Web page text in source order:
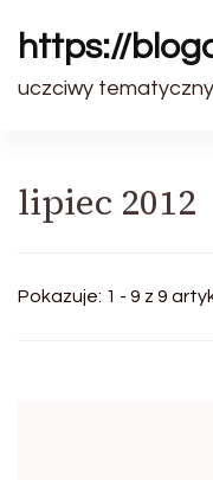
https://
uczciwy
lipiec 2012
Pokazuje: 1 - 9 z 9